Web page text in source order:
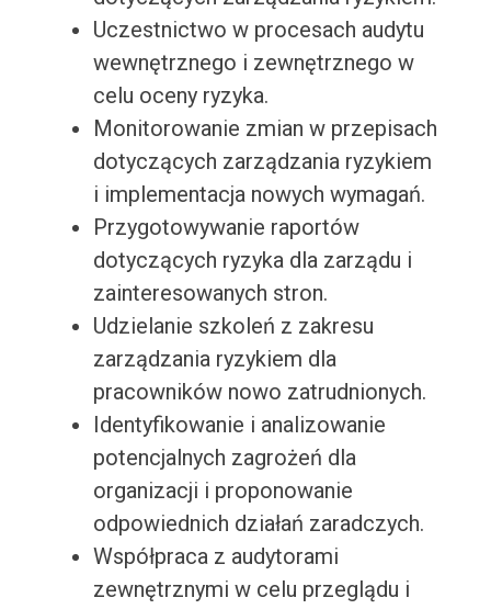
Uczestnictwo w procesach audytu
wewnętrznego i zewnętrznego w
celu oceny ryzyka.
Monitorowanie zmian w przepisach
dotyczących zarządzania ryzykiem
i implementacja nowych wymagań.
Przygotowywanie raportów
dotyczących ryzyka dla zarządu i
zainteresowanych stron.
Udzielanie szkoleń z zakresu
zarządzania ryzykiem dla
pracowników nowo zatrudnionych.
Identyfikowanie i analizowanie
potencjalnych zagrożeń dla
organizacji i proponowanie
odpowiednich działań zaradczych.
Współpraca z audytorami
zewnętrznymi w celu przeglądu i